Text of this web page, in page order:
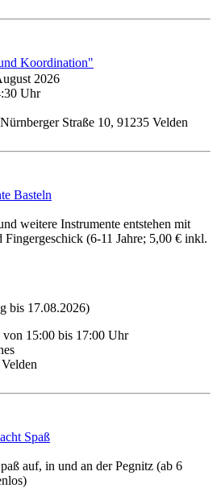
Koordination"
Uhr
Straße 10, 91235 Velden
Basteln
weitere Instrumente entstehen mit
Fingergeschick (6-11 Jahre; 5,00 € inkl.
bis 17.08.2026)
von 15:00 bis 17:00 Uhr
Spaß
auf, in und an der Pegnitz (ab 6